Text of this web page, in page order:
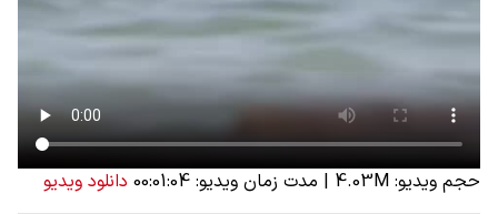
حجم ویدیو: 4.03M | مدت زمان ویدیو: 00:01:04 دانلود ویدیو